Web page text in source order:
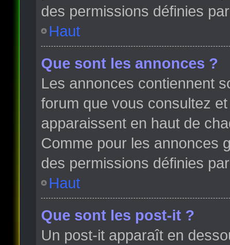
des permissions définies
Haut
Que sont les annonces ?
Les annonces contiennent
forum que vous consultez
apparaissent en haut de
Comme pour les annonces
des permissions définies
Haut
Que sont les post-it ?
Un post-it apparaît en